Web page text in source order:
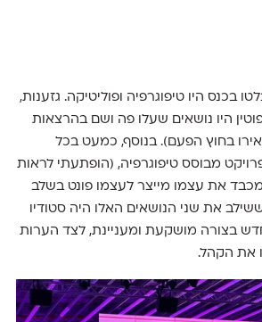
בכנס היו טיפוגרפיה ופוליטיקה. גזענות,
היו נושאים שעלו פה ושם בהרצאות
בחוץ הפעם). בנוסף, כמעט בכל
מבוסס טיפוגרפיה, (הופתעתי לראות
את עצמו מייצר לעצמו פונט בשלב
את שני הנושאים האלו היה סטודיו
בצורה מושקעת ומעניינת, לצד הערות
את הקהל.